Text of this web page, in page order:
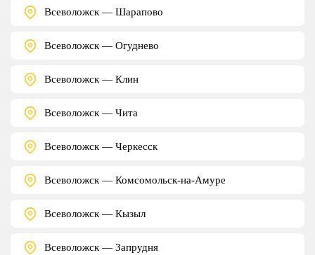
Всеволожск — Шарапово
Всеволожск — Огуднево
Всеволожск — Клин
Всеволожск — Чита
Всеволожск — Черкесск
Всеволожск — Комсомольск-на-Амуре
Всеволожск — Кызыл
Всеволожск — Запрудня